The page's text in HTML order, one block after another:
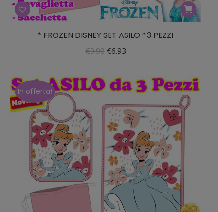
* FROZEN DISNEY SET ASILO ” 3 PEZZI
€9.90 Il
originale
era:
€9.90.
€6.93Il
attuale
è:
€6.93.
In offerta!